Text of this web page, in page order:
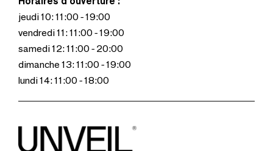
jeudi 10: 11:00 - 19:00
vendredi 11: 11:00 - 19:00
samedi 12: 11:00 - 20:00
dimanche 13: 11:00 - 19:00
lundi 14: 11:00 - 18:00